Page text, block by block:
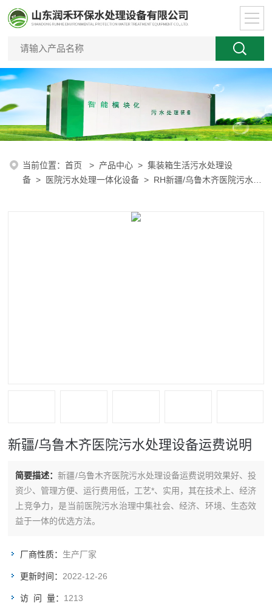
当前位置：首页 > 产品中心 >集装箱生活污水处理设
备 > 医院污水处理一体化设备 > RH新疆/乌鲁木齐医院污水处
新疆/乌鲁木齐医院污水处理设备运费说明
简要描述：新疆/乌鲁木齐医院污水处理设备运费说明效果好、投
资少、管理方便、运行费用低，工艺*、实用，其在技术上、经济
上竞争力，是当前医院污水治理中集社会、经济、环境、生态效
益于一体的优选方法。
厂商性质： 生产厂家
更新时间： 2022-12-26
访 问 量： 1213